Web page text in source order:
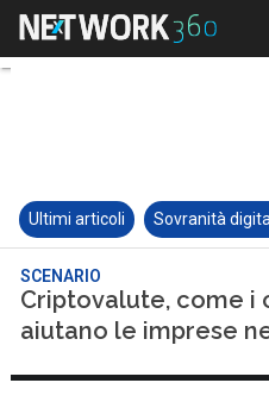
Ultimi articoli Sovranità
SCENARIO
Criptovalute, come i
aiutano le imprese